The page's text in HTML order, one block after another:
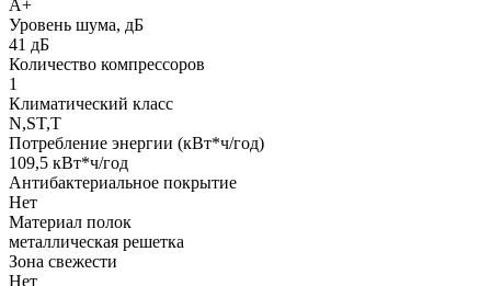
A+
Уровень шума, дБ
41 дБ
Количество компрессоров
1
Климатический класс
N,ST,T
Потребление энергии (кВт*ч/год)
109,5 кВт*ч/год
Антибактериальное покрытие
Нет
Материал полок
металлическая решетка
Зона свежести
Нет